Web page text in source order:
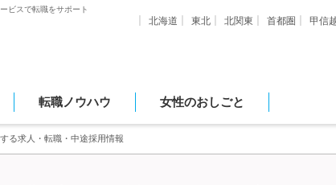
ビスで転職をサポート
北海道 東北 北関東 首都圏 甲信
転職ノウハウ 女性のおしごと
る求人・転職・中途採用情報